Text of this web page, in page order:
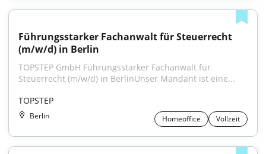
Führungsstarker Fachanwalt für Steuerrecht
(m/w/d) in Berlin
TOPSTEP GmbH Führungsstarker Fachanwalt für
Steuerrecht (m/w/d) in BerlinUnser Mandant ist eine...
TOPSTEP
Berlin Homeoffice Vollzeit